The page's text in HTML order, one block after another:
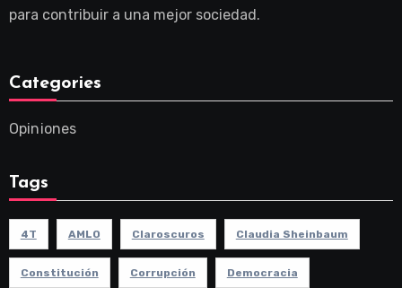
para contribuir a una mejor sociedad.
Categories
Opiniones
Tags
4T AMLO Claroscuros Claudia Sheinbaum
Constitución Corrupción Democracia